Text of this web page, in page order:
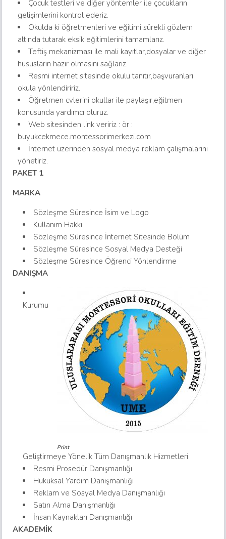
Çocuk testleri ve diğer yöntemler ile çocukların
gelişimlerini kontrol ederiz.
Okulda ki öğretmenleri ve eğitimi sürekli gözlem
altında tutarak eksik eğitimlerini tamamlarız.
Teftiş mekanizması ile mali kayıtlar,dosyalar ve diğer
hususların hazır olmasını sağlarız.
Resmi internet sitesinde okulu tanıtır,başvuranları
okula yönlendiririz.
Öğretmen cvlerini okullar ile paylaşır,eğitmen
konusunda yardımcı oluruz.
Web sitesinden link veririz : ör :
buyukcekmece.montessorimerkezi.com
İnternet üzerinden sosyal medya reklam çalışmalarını
yönetiriz.
PAKET 1
MARKA
Sözleşme Süresince İsim ve Logo
Kullanım Hakkı
Sözleşme Süresince İnternet Sitesinde Bölüm
Sözleşme Süresince Sosyal Medya Desteği
Sözleşme Süresince Öğrenci Yönlendirme
DANIŞMA
Print
Kurumu
Geliştirmeye Yönelik Tüm Danışmanlık Hizmetleri
Resmi Prosedür Danışmanlığı
Hukuksal Yardım Danışmanlığı
Reklam ve Sosyal Medya Danışmanlığı
Satın Alma Danışmanlığı
İnsan Kaynakları Danışmanlığı
AKADEMİK